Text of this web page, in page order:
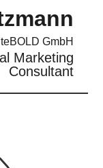
GmbH
Marketing
Consultant